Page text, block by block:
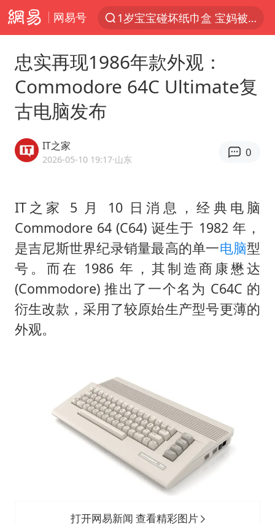
网易号
以“新”破局 首发经济点亮城市消费活力
阿根廷足协发文力挺因凡蒂诺
日本广岛民众举行游行反对政府行径
日韩股市高开跳水 SK海力士下挫转跌
台风白海豚最新路径研判来了
OpenAI为免费用户升级GPT-5.6 Luna
粉笔发布“自曝式”公开信
女子利用漏洞0元薅走3000多件家电
奋进开新局 实干挑大梁
忠实再现1986年款外观：
Commodore 64C Ultimate复
古电脑发布
IT之家
2026-05-10 19:17·山东
0
IT之家 5 月 10 日消息，经典电脑
Commodore 64 (C64) 诞生于 1982 年，
是吉尼斯世界纪录销量最高的单一电脑型
号。而在 1986 年，其制造商康懋达
(Commodore) 推出了一个名为 C64C 的
衍生改款，采用了较原始生产型号更薄的
外观。
打开网易新闻 查看精彩图片